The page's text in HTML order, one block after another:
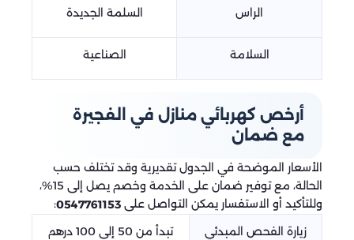
الراس السلمة الجديدة
السلامة الصناعية
أرخص كهربائي منازل في الفجيرة
مع ضمان
الأسعار الموضحة في الجدول تقديرية وقد تختلف حسب
الحالة، مع توفير ضمان على الخدمة وخصم يصل إلى 15%،
وللتأكيد أو الاستفسار يمكن التواصل على 0547761153
:
زيارة الفحص المبدئي
تبدأ من 50 إلى 100 درهم